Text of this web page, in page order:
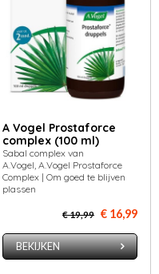
A Vogel Prostaforce
complex (100 ml)
Sabal complex van
A.Vogel, A.Vogel Prostaforce
Complex | Om goed te blijven
plassen
€ 19,99 € 16,99
BEKIJKEN